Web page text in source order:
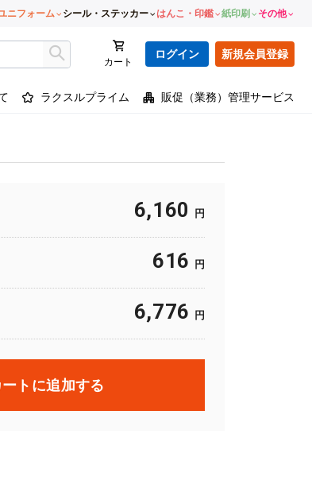
ニフォーム シール・ステッカー はんこ・印鑑 紙印刷 その他
カート
ログイン 新規会員登録
ラクスルプライム 販促（業務）管理サービス
6,160 円
616 円
6,776 円
ートに追加する